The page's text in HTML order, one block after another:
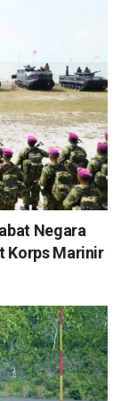
Negara
Korps Marinir